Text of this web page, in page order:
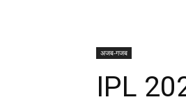
अजब-गजब
IPL